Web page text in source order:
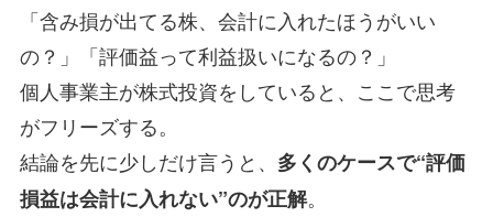
「含み損が出てる株、会計に入れたほうがいい
の？」「評価益って利益扱いになるの？」
個人事業主が株式投資をしていると、ここで思考
がフリーズする。
結論を先に少しだけ言うと、 多くのケースで“評価
損益は会計に入れない”のが正解。